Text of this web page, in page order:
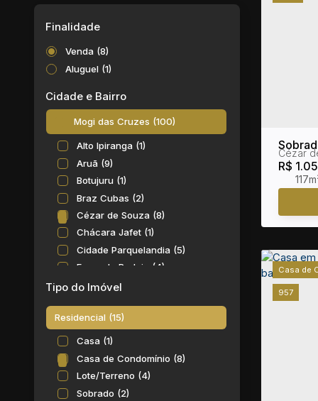
Finalidade
Venda (8)
Aluguel (1)
Cidade e Bairro
Mogi das Cruzes (100)
Alto Ipiranga (1)
Aruã (9)
Botujuru (1)
Braz Cubas (2)
Cézar de Souza (8)
Chácara Jafet (1)
Cidade Parquelandia (5)
Fazenda Rodeio (4)
Jardim Aracy (1)
Jardim Rubi (2)
Jardim São Pedro (2)
Jardim Universo (1)
Jundiapeba (9)
Mogi Moderno (8)
Tipo do Imóvel
Residencial (15)
Casa (1)
Casa de Condomínio (8)
Lote/Terreno (4)
Sobrado (2)
R$
Cézar
957
Casa de